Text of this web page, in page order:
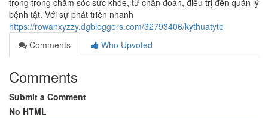
trọng trong chăm sóc sức khỏe, từ chẩn đoán, điều trị đến quản lý
bệnh tật. Với sự phát triển nhanh
https://rowanxyzzy.dgbloggers.com/32793406/kythuatyte
Comments
Who Upvoted
Comments
Submit a Comment
No HTML